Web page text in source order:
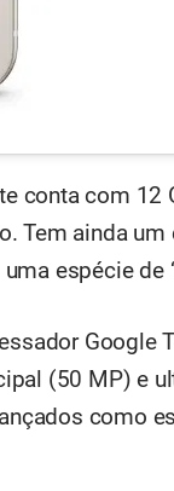
conta com 12
Tem ainda
espécie de
Google
(50 MP) e
como